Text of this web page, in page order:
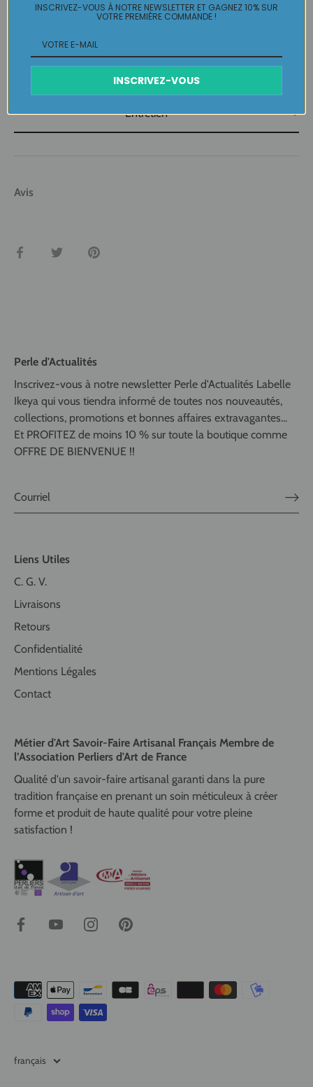
Retours Gratuits
Entretien
Avis
Partager TweeterÉpingler
Perle d'Actualités
Inscrivez-vous à notre newsletter Perle d'Actualités Labelle
Ikeya qui vous tiendra informé de toutes nos nouveautés,
collections, promotions et bonnes affaires extravagantes...
Et PROFITEZ de moins 10 % sur toute la boutique comme
OFFRE DE BIENVENUE !!
Liens Utiles
C. G. V.
Livraisons
Retours
Confidentialité
Mentions Légales
Contact
Métier d'Art Savoir-Faire Artisanal Français Membre de
l’Association Perliers d'Art de France
Qualité d'un savoir-faire artisanal garanti dans la pure
tradition française en prenant un soin méticuleux à créer
forme et produit de haute qualité pour votre pleine
satisfaction !
Langue
français
INSCRIVEZ-VOUS À NOTRE NEWSLETTER ET GAGNEZ 10% SUR
VOTRE PREMIÈRE COMMANDE !
INSCRIVEZ-VOUS